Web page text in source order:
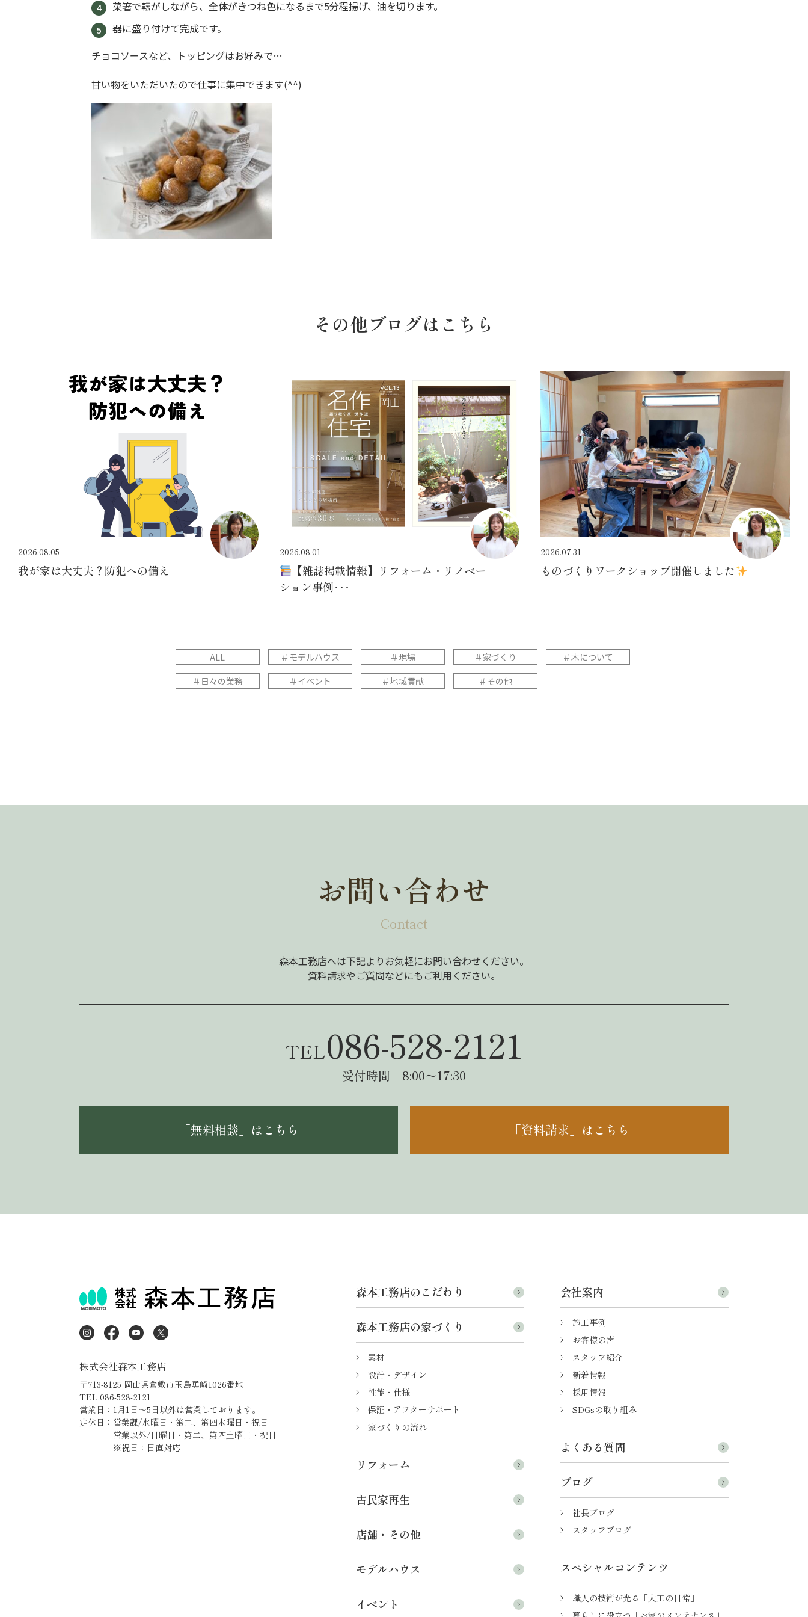
菜箸で転がしながら、全体がきつね色になるまで5分程揚げ、油を切ります。
器に盛り付けて完成です。
チョコソースなど、トッピングはお好みで…
甘い物をいただいたので仕事に集中できます(^^)
その他ブログはこちら
2026.08.05
我が家は大丈夫？防犯への備え
2026.08.01
【雑誌掲載情報】リフォーム・リノベー
ション事例･･･
2026.07.31
ものづくりワークショップ開催しました
ALL ＃モデルハウス ＃現場 ＃家づくり
＃木について
＃日々の業務
＃イベント ＃地域貢献 ＃その他
お問い合わせ
Contact
森本工務店へは下記よりお気軽にお問い合わせください。
資料請求やご質問などにもご利用ください。
TEL086-528-2121
受付時間 8:00～17:30
「無料相談」はこちら 「資料請求」はこちら
株式会社森本工務店
〒713-8125 岡山県倉敷市玉島勇崎1026番地
TEL.086-528-2121
営業日：1月1日～5日以外は営業しております。
定休日：営業課/水曜日・第二、第四木曜日・祝日
営業以外/日曜日・第二、第四土曜日・祝日
※祝日：日直対応
森本工務店のこだわり
森本工務店の家づくり
素材
設計・デザイン
性能・仕様
保証・アフターサポート
家づくりの流れ
リフォーム
古民家再生
店舗・その他
モデルハウス
イベント
会社案内
施工事例
お客様の声
スタッフ紹介
新着情報
採用情報
SDGsの取り組み
よくある質問
ブログ
社長ブログ
スタッフブログ
スペシャルコンテンツ
職人の技術が光る「大工の日常」